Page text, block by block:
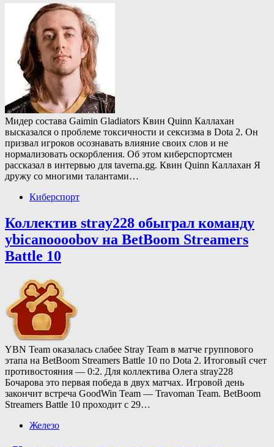
Мидер состава Gaimin Gladiators Квин Quinn Каллахан
высказался о проблеме токсичности и сексизма в Dota 2. Он
призвал игроков осознавать влияние своих слов и не
нормализовать оскорбления. Об этом киберспортсмен
рассказал в интервью для taverna.gg. Квин Quinn Каллахан Я
дружу со многими талантами…
Киберспорт
Коллектив stray228 обыграл команду
ybicanoooobov на BetBoom Streamers
Battle 10
YBN Team оказалась слабее Stray Team в матче группового
этапа на BetBoom Streamers Battle 10 по Dota 2. Итоговый счет
противостояния — 0:2. Для коллектива Олега stray228
Бочарова это первая победа в двух матчах. Игровой день
закончит встреча GoodWin Team — Travoman Team. BetBoom
Streamers Battle 10 проходит с 29…
Железо